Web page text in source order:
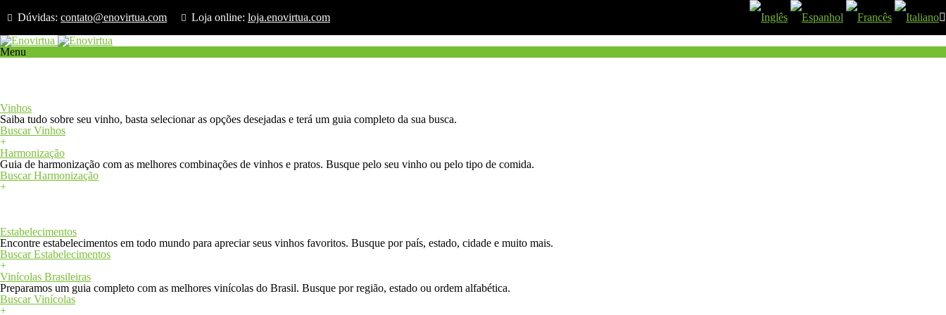
Dúvidas: contato@enovirtua.com Loja online: loja.enovirtua.com
Menu
Vinhos
Saiba tudo sobre seu vinho, basta selecionar as opções desejadas e terá um guia completo da sua busca.
Buscar Vinhos
+
Harmonização
Guia de harmonização com as melhores combinações de vinhos e pratos. Busque pelo seu vinho ou pelo tipo de comida.
Buscar Harmonização
+
Estabelecimentos
Encontre estabelecimentos em todo mundo para apreciar seus vinhos favoritos. Busque por país, estado, cidade e muito mais.
Buscar Estabelecimentos
+
Vinícolas Brasileiras
Preparamos um guia completo com as melhores vinícolas do Brasil. Busque por região, estado ou ordem alfabética.
Buscar Vinícolas
+